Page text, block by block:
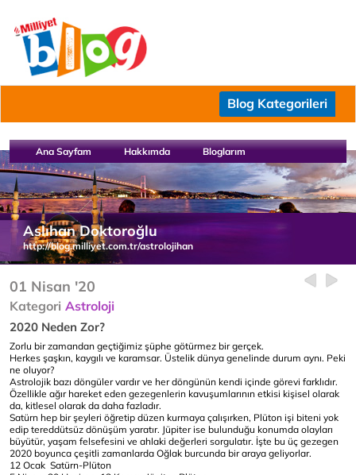
Blog Kategorileri
Ana Sayfam Hakkımda Bloglarım
Aslıhan Doktoroğlu
http://blog.milliyet.com.tr/astrolojihan
01 Nisan '20
Kategori Astroloji
2020 Neden Zor?
Zorlu bir zamandan geçtiğimiz şüphe götürmez bir gerçek.
Herkes şaşkın, kaygılı ve karamsar. Üstelik dünya genelinde durum aynı. Peki
ne oluyor?
Astrolojik bazı döngüler vardır ve her döngünün kendi içinde görevi farklıdır.
Özellikle ağır hareket eden gezegenlerin kavuşumlarının etkisi kişisel olarak
da, kitlesel olarak da daha fazladır.
Satürn hep bir şeyleri öğretip düzen kurmaya çalışırken, Plüton işi biteni yok
edip tereddütsüz dönüşüm yaratır. Jüpiter ise bulunduğu konumda olayları
büyütür, yaşam felsefesini ve ahlaki değerleri sorgulatır. İşte bu üç gezegen
2020 boyunca çeşitli zamanlarda Oğlak burcunda bir araya geliyorlar.
12 Ocak Satürn-Plüton